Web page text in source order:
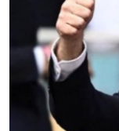
رابعة في رئاسة فيفا